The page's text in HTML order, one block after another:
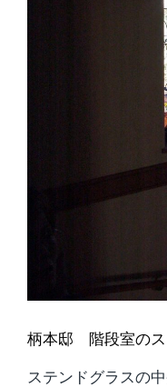
柄本邸 階段室の
ステンドグラスの